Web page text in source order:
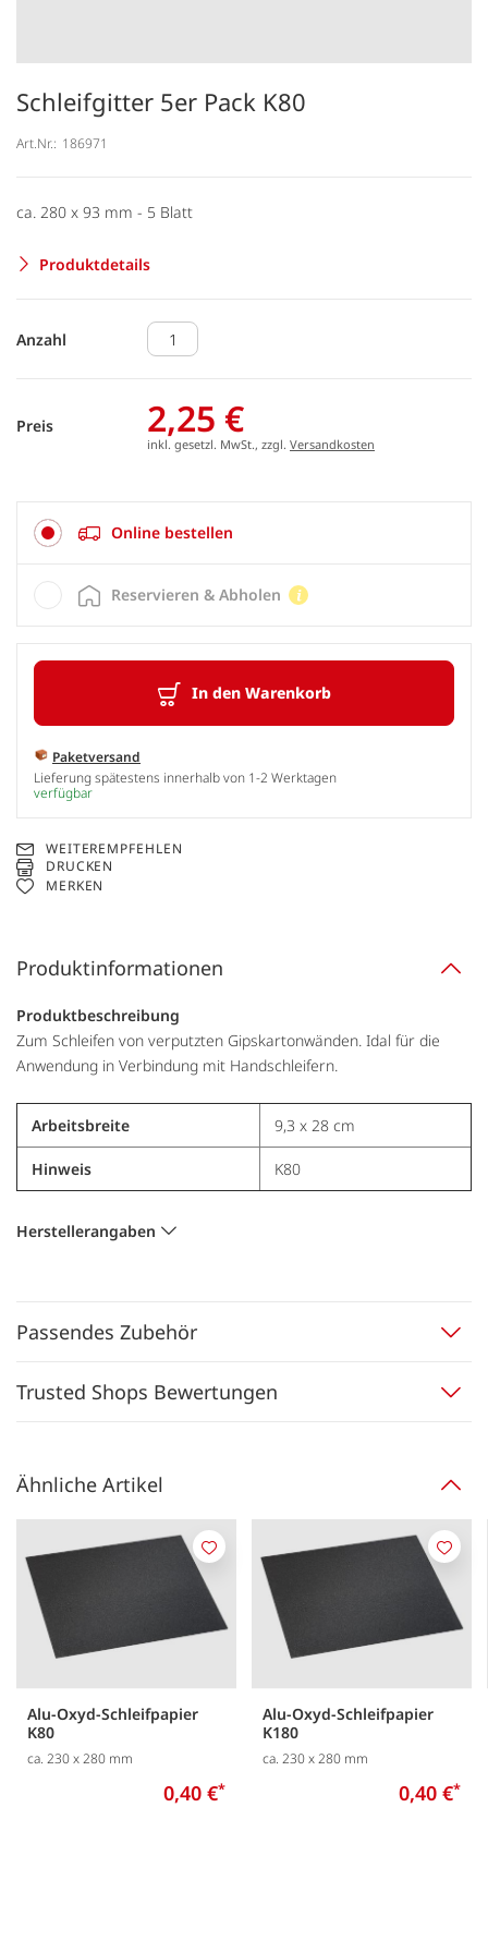
Schleifgitter 5er Pack K80
Art.Nr.: 186971
ca. 280 x 93 mm - 5 Blatt
Produktdetails
Anzahl
Preis 2,25 €
inkl. gesetzl. MwSt., zzgl. Versandkosten
Online bestellen
In den Warenkorb
Paketversand
Lieferung spätestens innerhalb von 1-2 Werktagen
verfügbar
Reservieren & Abholen
WEITEREMPFEHLEN
DRUCKEN
MERKEN
Produktinformationen
Produktbeschreibung
Zum Schleifen von verputzten Gipskartonwänden. Idal für die
Anwendung in Verbindung mit Handschleifern.
Arbeitsbreite 9,3 x 28 cm
Hinweis K80
Herstellerangaben
Passendes Zubehör
Trusted Shops Bewertungen
Ähnliche Artikel
Alu-Oxyd-Schleifpapier
K80
ca. 230 x 280 mm
0,40 €*
Merken
Alu-Oxyd-Schleifpapier
K180
ca. 230 x 280 mm
0,40 €*